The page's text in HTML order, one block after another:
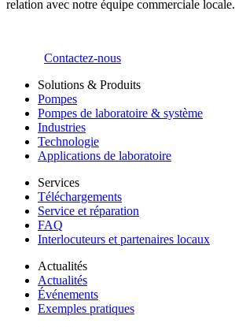
relation avec notre équipe commerciale locale.
Contactez-nous
Solutions & Produits
Pompes
Pompes de laboratoire & système
Industries
Technologie
Applications de laboratoire
Services
Téléchargements
Service et réparation
FAQ
Interlocuteurs et partenaires locaux
Actualités
Actualités
Événements
Exemples pratiques